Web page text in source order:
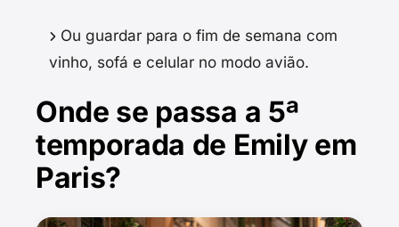
Ou guardar para o fim de semana com
vinho, sofá e celular no modo avião.
Onde se passa a 5ª
temporada de Emily em
Paris?